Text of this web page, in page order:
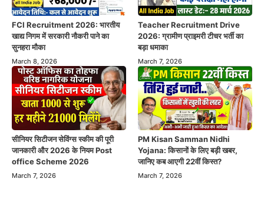
FCI Recruitment 2026: भारतीय
खाद्य निगम में सरकारी नौकरी पाने का
सुनहरा मौका
March 8, 2026
Teacher Recruitment Drive
2026: ग्रामीण प्राइमरी टीचर भर्ती का
बड़ा धमाका
March 7, 2026
सीनियर सिटीजन सेविंग्स स्कीम की पूरी
जानकारी और 2026 के नियम Post
office Scheme 2026
March 7, 2026
PM Kisan Samman Nidhi
Yojana: किसानों के लिए बड़ी खबर,
जानिए कब आएगी 22वीं किस्त?
March 7, 2026